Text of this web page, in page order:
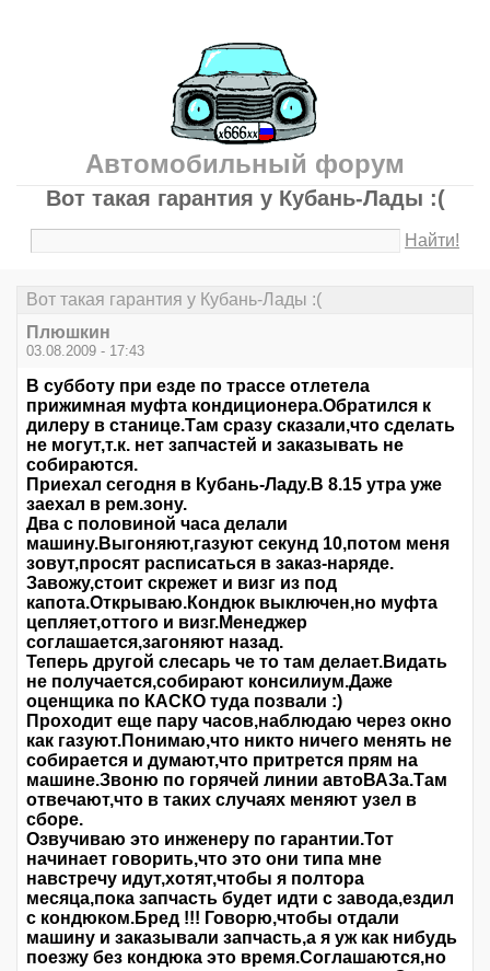
Автомобильный форум
Вот такая гарантия у Кубань-Лады :(
Найти!
Вот такая гарантия у Кубань-Лады :(
Плюшкин
03.08.2009 - 17:43
В субботу при езде по трассе отлетела
прижимная муфта кондиционера.Обратился к
дилеру в станице.Там сразу сказали,что сделать
не могут,т.к. нет запчастей и заказывать не
собираются.
Приехал сегодня в Кубань-Ладу.В 8.15 утра уже
заехал в рем.зону.
Два с половиной часа делали
машину.Выгоняют,газуют секунд 10,потом меня
зовут,просят расписаться в заказ-наряде.
Завожу,стоит скрежет и визг из под
капота.Открываю.Кондюк выключен,но муфта
цепляет,оттого и визг.Менеджер
соглашается,загоняют назад.
Теперь другой слесарь че то там делает.Видать
не получается,собирают консилиум.Даже
оценщика по КАСКО туда позвали :)
Проходит еще пару часов,наблюдаю через окно
как газуют.Понимаю,что никто ничего менять не
собирается и думают,что притрется прям на
машине.Звоню по горячей линии автоВАЗа.Там
отвечают,что в таких случаях меняют узел в
сборе.
Озвучиваю это инженеру по гарантии.Тот
начинает говорить,что это они типа мне
навстречу идут,хотят,чтобы я полтора
месяца,пока запчасть будет идти с завода,ездил
с кондюком.Бред !!! Говорю,чтобы отдали
машину и заказывали запчасть,а я уж как нибудь
поезжу без кондюка это время.Соглашаются,но